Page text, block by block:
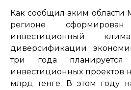
Как сообщил аким области
регионе сформирован
инвестиционный
диверсификации
три года
инвестиционных проектов
млрд тенге. В этом году